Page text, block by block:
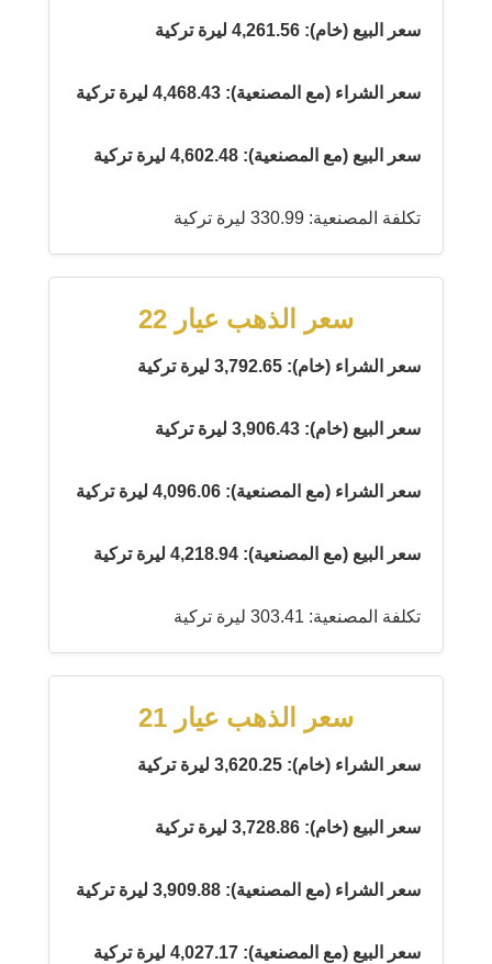
سعر البيع (خام): 4,261.56 ليرة تركية
سعر الشراء (مع المصنعية): 4,468.43 ليرة تركية
سعر البيع (مع المصنعية): 4,602.48 ليرة تركية
تكلفة المصنعية: 330.99 ليرة تركية
سعر الذهب عيار 22
سعر الشراء (خام): 3,792.65 ليرة تركية
سعر البيع (خام): 3,906.43 ليرة تركية
سعر الشراء (مع المصنعية): 4,096.06 ليرة تركية
سعر البيع (مع المصنعية): 4,218.94 ليرة تركية
تكلفة المصنعية: 303.41 ليرة تركية
سعر الذهب عيار 21
سعر الشراء (خام): 3,620.25 ليرة تركية
سعر البيع (خام): 3,728.86 ليرة تركية
سعر الشراء (مع المصنعية): 3,909.88 ليرة تركية
سعر البيع (مع المصنعية): 4,027.17 ليرة تركية